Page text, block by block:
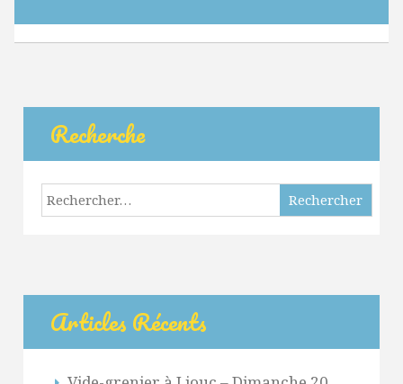
Recherche
Rechercher :
Articles Récents